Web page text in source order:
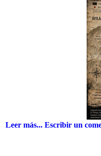
Leer más... Escribir un